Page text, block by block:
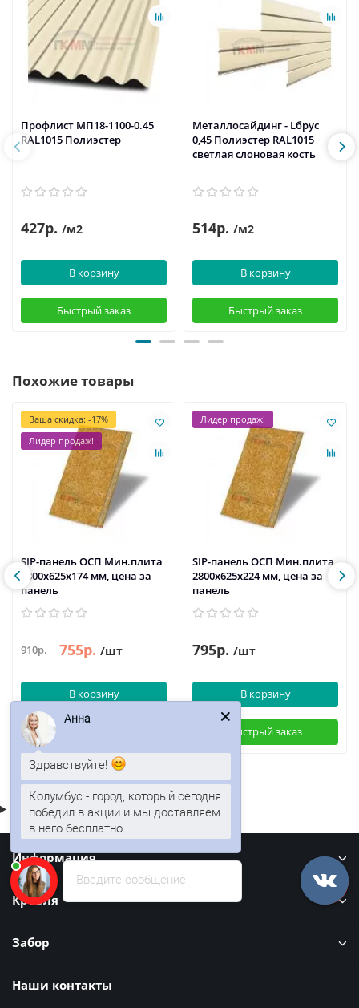
Профлист МП18-1100-0.45
RAL1015 Полиэстер
427р. /м2
В корзину
Быстрый заказ
Металлосайдинг - Lбрус
0,45 Полиэстер RAL1015
светлая слоновая кость
514р. /м2
В корзину
Быстрый заказ
Похожие товары
Ваша скидка: -17%
Лидер продаж!
SIP-панель ОСП Мин.плита
2800х625х174 мм, цена за
панель
910р. 755р. /шт
В корзину
Лидер продаж!
SIP-панель ОСП Мин.плита
2800х625х224 мм, цена за
панель
795р. /шт
В корзину
Быстрый заказ
Информация
Кровля
Забор
Наши контакты
Введите сообщение
Анна
Здравствуйте!
Колумбус - город, который сегодня
победил в акции и мы доставляем
в него бесплатно